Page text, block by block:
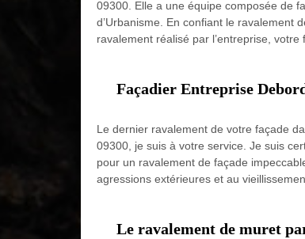
09300. Elle a une équipe composée de
d’Urbanisme. En confiant le ravalement
ravalement réalisé par l’entreprise,
Façadier Entreprise
Le dernier ravalement de votre façade
09300, je suis à votre service. Je suis
pour un ravalement de façade
agressions extérieures et au
Le ravalement de muret